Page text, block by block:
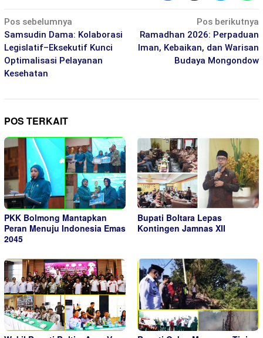
Navigasi
pos
Pos sebelumnya
Samsudin Dama: Kolaborasi
Legislatif–Eksekutif Kunci
Optimalisasi Pelayanan
Kesehatan
Pos berikutnya
Ramadhan 2026: Perpaduan
Iman, Kebaikan, dan Warisan
Budaya Mongondow
POS TERKAIT
PKK Bolmong Mantapkan
Peran Menuju Indonesia Emas
2045
Bupati Boltara Lepas
Kontingen Jamnas XII